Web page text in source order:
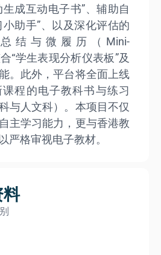
成互动电子书”、辅助自
小助手”、以及深化评估的
结与微履历（Mini-
“学生表现分析仪表板”及
。此外，平台将全面上线
程的电子教科书与练习
与人文科）。本项目不仅
主学习能力，更与香港教
严格审视电子教材。
料